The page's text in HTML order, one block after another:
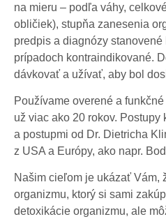
na mieru – podľa váhy,
obličiek), stupňa zanesenia
predpis a diagnózy
prípadoch kontraindikované.
dávkovať a užívať, aby bol
Používame overené a
už viac ako 20 rokov.
a postupmi od Dr. Dietricha
z USA a Európy, ako napr.
Našim cieľom je ukázať Vám,
organizmu, ktorý si sami
detoxikácie organizmu, ale